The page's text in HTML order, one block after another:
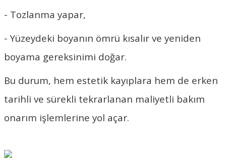
- Tozlanma yapar,
- Yüzeydeki boyanın ömrü kısalır ve yeniden
boyama gereksinimi doğar.
Bu durum, hem estetik kayıplara hem de erken
tarihli ve sürekli tekrarlanan maliyetli bakım
onarım işlemlerine yol açar.